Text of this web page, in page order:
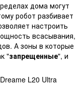
дома могут
робот разбивает
настроить
всасывания,
А зоны в которые
"запрещенные", и